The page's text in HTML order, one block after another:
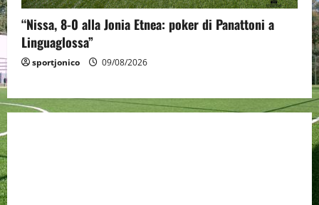
“Nissa, 8-0 alla Jonia Etnea: poker di Panattoni a
Linguaglossa”
sportjonico 09/08/2026